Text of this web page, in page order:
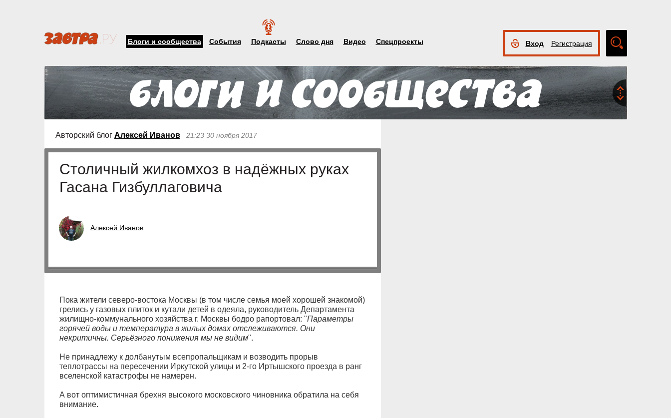
Блоги и сообщества События Подкасты Слово дня Видео Спецпроекты Вход Регистрация
поиск
Авторский блог Алексей Иванов 21:23 30 ноября 2017
Столичный жилкомхоз в надёжных руках
Гасана Гизбуллаговича
Алексей Иванов
Пока жители северо-востока Москвы (в том числе семья моей хорошей знакомой)
грелись у газовых плиток и кутали детей в одеяла, руководитель Департамента
жилищно-коммунального хозяйства г. Москвы бодро рапортовал: "Параметры
горячей воды и температура в жилых домах отслеживаются. Они
некритичны. Серьёзного понижения мы не видим".
Не принадлежу к долбанутым всепропальщикам и возводить прорыв
теплотрассы на пересечении Иркутской улицы и 2-го Иртышского проезда в ранг
вселенской катастрофы не намерен.
А вот оптимистичная брехня высокого московского чиновника обратила на себя
внимание.